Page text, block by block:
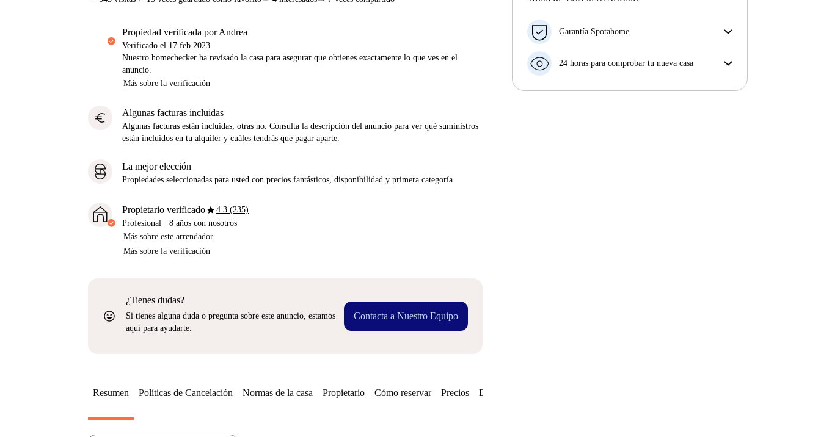
propiedad verificada por Andrea
Verificado el 17 feb 2023
Nuestro homechecker ha revisado la casa para asegurar que obtienes exactamente lo que ves en el
anuncio.
Más sobre la verificación
euro Algunas facturas incluidas
Algunas facturas están incluidas; otras no. Consulta la descripción del anuncio para ver qué suministros
están incluidos en tu alquiler y cuáles tendrás que pagar aparte.
La mejor elección
Propiedades seleccionadas para usted con precios fantásticos, disponibilidad y primera categoría.
Propietario verificadostar4.3 (235)
Profesional · 8 años con nosotros
Más sobre este arrendador
Más sobre la verificación
sentiment_very_satisfied
¿Tienes dudas?
Si tienes alguna duda o pregunta sobre este anuncio, estamos
aquí para ayudarte.
Contacta a Nuestro Equipo
Garantía Spotahome
horas previas a la fecha de entrada, Spotahome A) te
el hotel hasta que encuentres nueva casa o B) te hará
24 horas para comprobar tu nueva casa
Resumen Políticas de Cancelación Normas de la casa Propietario Cómo reservar Precios Disponibilidades